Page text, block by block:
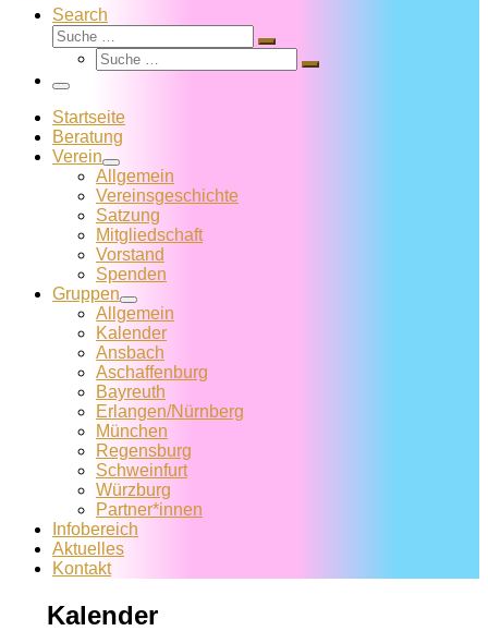
Search
Suche
Suche
Suche
Suche
Menü
Startseite
Beratung
Verein
Allgemein
Vereins­geschichte
Satzung
Mitglied­schaft
Vorstand
Spenden
Gruppen
Allgemein
Kalender
Ansbach
Aschaffenburg
Bayreuth
Erlangen/Nürnberg
München
Regensburg
Schweinfurt
Würzburg
Partner*innen
Infobereich
Aktuelles
Kontakt
Kalender